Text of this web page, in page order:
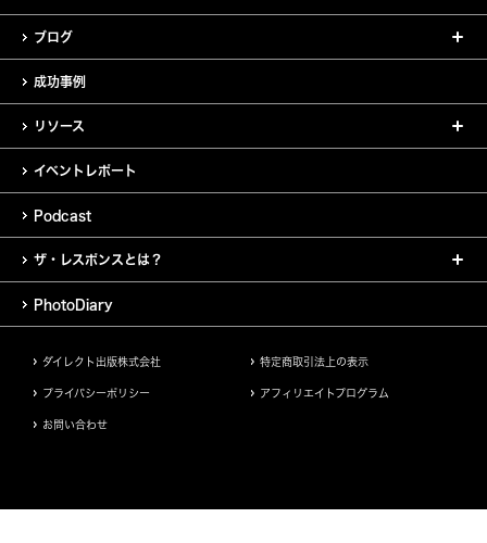
ブログ
成功事例
リソース
イベントレポート
Podcast
ザ・レスポンスとは？
PhotoDiary
ダイレクト出版株式会社 特定商取引法上の表示
プライバシーポリシー アフィリエイトプログラム
お問い合わせ